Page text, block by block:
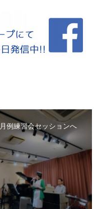
月例練習会セッションへ